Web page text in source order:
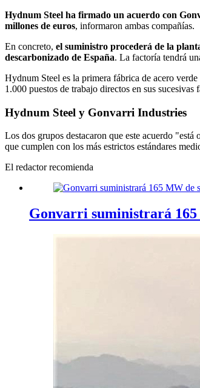
Hydnum Steel ha firmado un acuerdo con
millones de euros, informaron ambas compañías.
En concreto, el suministro procederá de la
descarbonizado de España. La factoría tendrá
Hydnum Steel es la primera fábrica de acero
1.000 puestos de trabajo directos en sus sucesivas
Hydnum Steel y Gonvarri Industries
Los dos grupos destacaron que este acuerdo
que cumplen con los más estrictos estándares
El redactor recomienda
Gonvarri suministrará 165